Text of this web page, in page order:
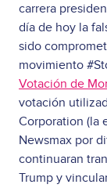
carrera
día de hoy la
sido
movimiento
Votación de
votación
Corporation (la
Newsmax por
continuaran
Trump y